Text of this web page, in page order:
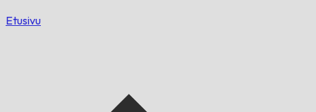
Etusivu